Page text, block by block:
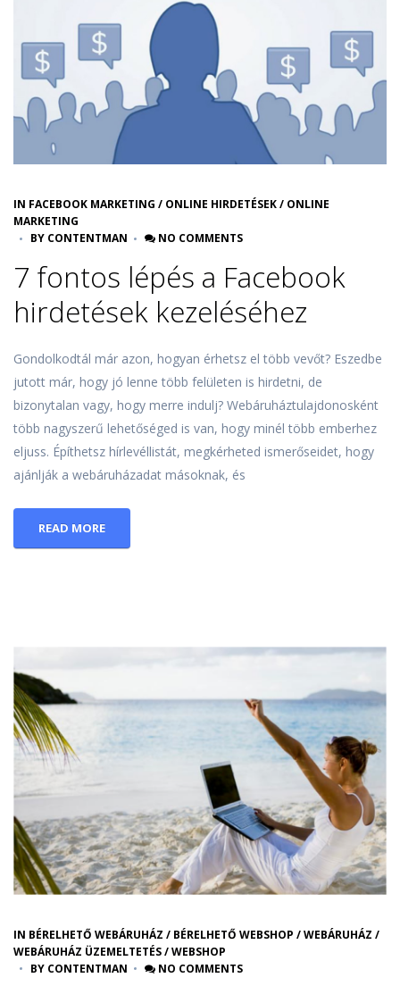
IN FACEBOOK MARKETING / ONLINE HIRDETÉSEK/ ONLINE
MARKETING
BY CONTENTMAN NO COMMENTS
7 fontos lépés a Facebook
hirdetések kezeléséhez
Gondolkodtál már azon, hogyan érhetsz el több vevőt? Eszedbe
jutott már, hogy jó lenne több felületen is hirdetni, de
bizonytalan vagy, hogy merre indulj? Webáruháztulajdonosként
több nagyszerű lehetőséged is van, hogy minél több emberhez
eljuss. Építhetsz hírlevéllistát, megkérheted ismerőseidet, hogy
ajánlják a webáruházadat másoknak, és
READ MORE
IN BÉRELHETŐ WEBÁRUHÁZ / BÉRELHETŐ WEBSHOP /WEBÁRUHÁZ /
WEBÁRUHÁZ ÜZEMELTETÉS/WEBSHOP
BY CONTENTMAN NO COMMENTS